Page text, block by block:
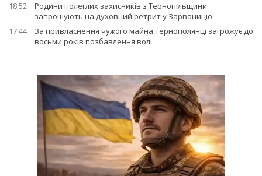
18:52
Родини полеглих захисників з Тернопільщини
запрошують на духовний ретрит у Зарваницю
17:44
За привласнення чужого майна тернополянці загрожує до
восьми років позбавлення волі